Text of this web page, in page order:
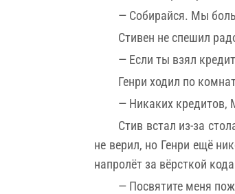
— Собирайся. Мы
Стивен не спешил
— Если ты взял
Генри ходил по
— Никаких кредитов,
Стив встал из-за
не верил, но Генри ещё
напролёт за вёрсткой
— Посвятите меня